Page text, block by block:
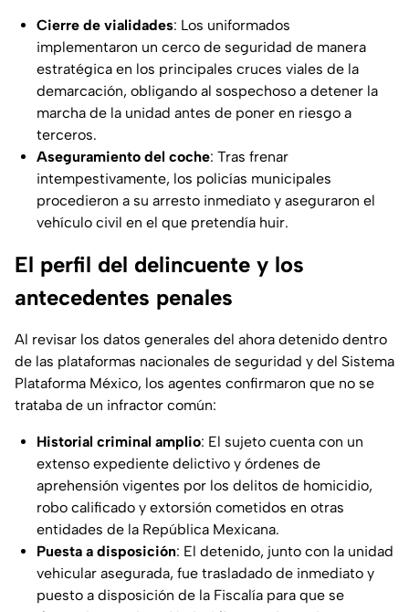
Cierre de vialidades: Los uniformados
implementaron un cerco de seguridad de manera
estratégica en los principales cruces viales de la
demarcación, obligando al sospechoso a detener la
marcha de la unidad antes de poner en riesgo a
terceros.
Aseguramiento del coche: Tras frenar
intempestivamente, los policías municipales
procedieron a su arresto inmediato y aseguraron el
vehículo civil en el que pretendía huir.
El perfil del delincuente y los
antecedentes penales
Al revisar los datos generales del ahora detenido dentro
de las plataformas nacionales de seguridad y del Sistema
Plataforma México, los agentes confirmaron que no se
trataba de un infractor común:
Historial criminal amplio: El sujeto cuenta con un
extenso expediente delictivo y órdenes de
aprehensión vigentes por los delitos de homicidio,
robo calificado y extorsión cometidos en otras
entidades de la República Mexicana.
Puesta a disposición: El detenido, junto con la unidad
vehicular asegurada, fue trasladado de inmediato y
puesto a disposición de la Fiscalía para que se